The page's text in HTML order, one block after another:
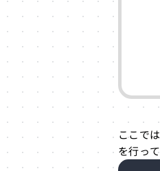
ここで
を行っ